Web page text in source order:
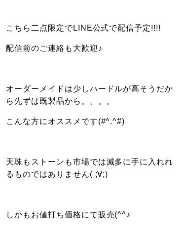
こちら二点限定でLINE公式で配信予定!!!!
配信前のご連絡も大歓迎♪
オーダーメイドは少しハードルが高そうだか
ら先ずは既製品から。。。。
こんな方にオススメです(#^.^#)
天珠もストーンも市場では滅多に手に入れれ
るものではありません( ;∀;)
しかもお値打ち価格にて販売(^^♪